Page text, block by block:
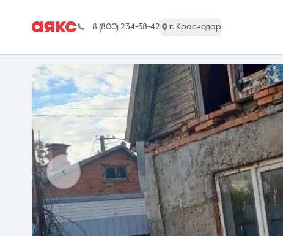
8 (800) 234-58-42 г. Краснодар
г. Краснодар
Недвижимость